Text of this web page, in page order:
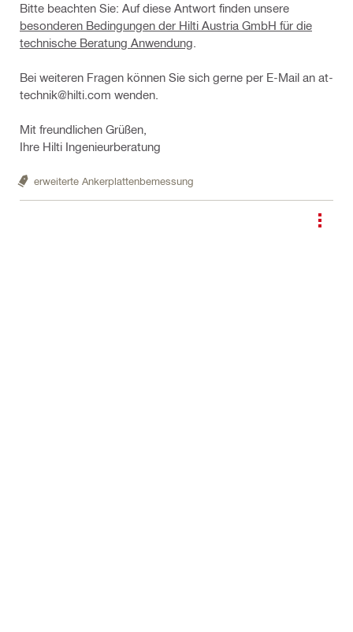
Bitte beachten Sie: Auf diese Antwort finden unsere
besonderen Bedingungen der Hilti Austria GmbH für die
technische Beratung Anwendung
Bei weiteren Fragen können Sie sich gerne per E-Mail an at-
technik@hilti.com wenden.
Mit freundlichen Grüßen,
Ihre Hilti Ingenieurberatung
erweiterte Ankerplattenbemessung